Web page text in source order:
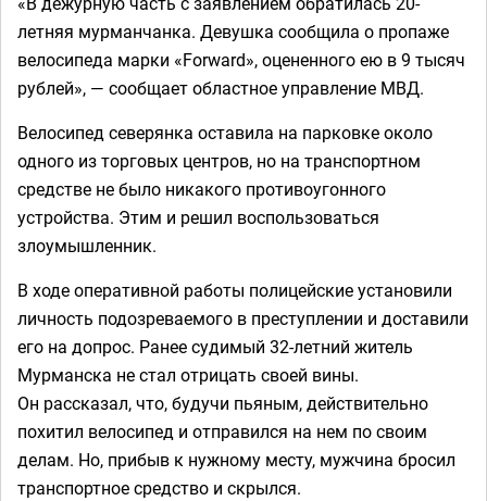
летняя мурманчанка. Девушка сообщила о пропаже
велосипеда марки «Forward», оцененного ею в 9 тысяч
рублей», — сообщает областное управление МВД.
Велосипед северянка оставила на парковке около
одного из торговых центров, но на транспортном
средстве не было никакого противоугонного
устройства. Этим и решил воспользоваться
злоумышленник.
В ходе оперативной работы полицейские установили
личность подозреваемого в преступлении и доставили
его на допрос. Ранее судимый 32-летний житель
Мурманска не стал отрицать своей вины.
Он рассказал, что, будучи пьяным, действительно
похитил велосипед и отправился на нем по своим
делам. Но, прибыв к нужному месту, мужчина бросил
транспортное средство и скрылся.